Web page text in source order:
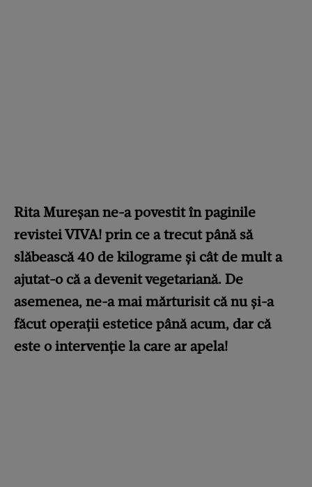
Rita Mureșan ne-a povestit în paginile
revistei VIVA! prin ce a trecut până să
slăbească 40 de kilograme și cât de mult a
ajutat-o că a devenit vegetariană. De
asemenea, ne-a mai mărturisit că nu și-a
făcut operații estetice până acum, dar că
este o intervenție la care ar apela!